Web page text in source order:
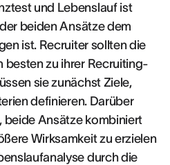
und Lebenslauf ist
beiden Ansätze dem
ist. Recruiter sollten die
besten zu ihrer Recruiting-
sie zunächst Ziele,
definieren. Darüber
beide Ansätze kombiniert
Wirksamkeit zu erzielen
durch die